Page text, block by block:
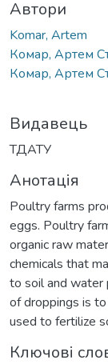
Автори
Komar, Artem
Комар, Артем
Комар, Артем
Видавець
ТДАТУ
Анотація
Poultry farms
eggs. Poultry
organic raw
chemicals that
to soil and water
of droppings is
used to fertilize
Ключові